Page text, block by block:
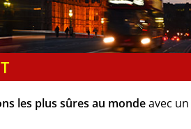
les plus sûres au mondeavec un